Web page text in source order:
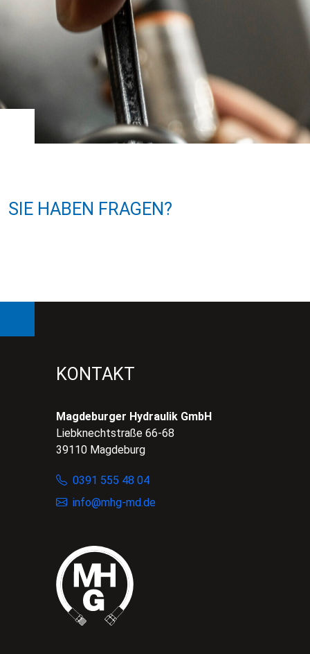
KONTAKT
Magdeburger Hydraulik GmbH
Liebknechtstraße 66-68
39110 Magdeburg
0391 555 48 04
info@mhg-md.de
SIE HABEN FRAGEN?